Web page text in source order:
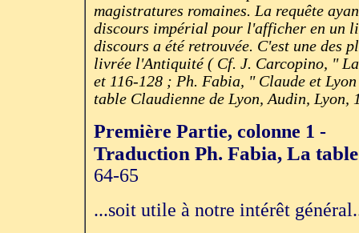
magistratures romaines. La requête
discours impérial pour l'afficher en un
discours a été retrouvée. C'est une des
livrée l'Antiquité ( Cf. J. Carcopino, "
et 116-128 ; Ph. Fabia, " Claude et
table Claudienne de Lyon, Audin, Lyon,
Première Partie, colonne 1 -
Traduction Ph. Fabia, La
64-65
...soit utile à notre intérêt